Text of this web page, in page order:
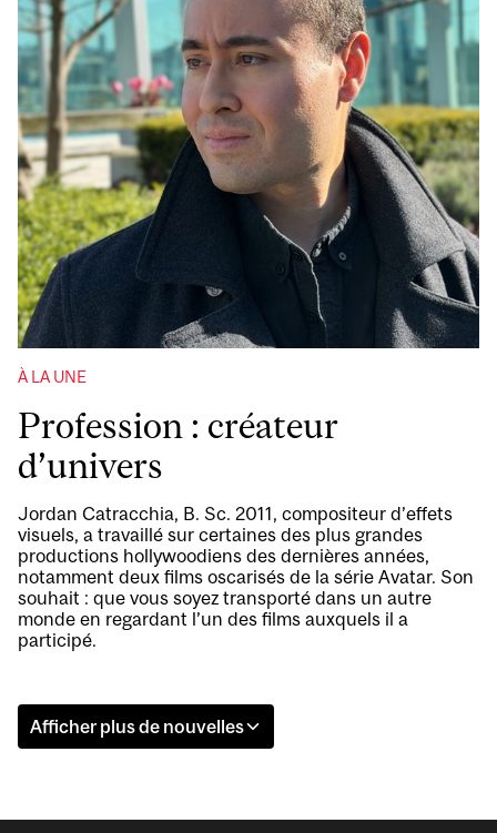
À LA UNE
Profession : créateur
d’univers
Jordan Catracchia, B. Sc. 2011, compositeur d’effets
visuels, a travaillé sur certaines des plus grandes
productions hollywoodiens des dernières années,
notamment deux films oscarisés de la série Avatar. Son
souhait : que vous soyez transporté dans un autre
monde en regardant l’un des films auxquels il a
participé.
Afficher plus de nouvelles